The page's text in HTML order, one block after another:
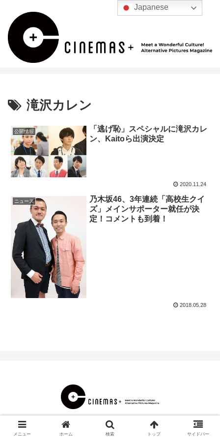
滝沢カレン
公開情報
「逃げ恥」スペシャルに滝沢カレ
ン、Kaitoら出演決定
2020.11.24
ニュース
乃木坂46、3年連続「高校生クイ
ズ」メインサポーター就任が決
定！コメントも到着！
2018.05.28
© 2000 CINEMAS＋.
メニュー ホーム 検索 トップ サイドバー
Japanese